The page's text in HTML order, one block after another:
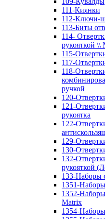
111-Киянки
112-Ключи-
113-Биты
114-
рукояткой
115-
117-
118-
ручкой
120-
121-
рукоятка
122-
129-
130-
132-
рукояткой
133-Наборы
1351-
1352-
Matrix
1354-